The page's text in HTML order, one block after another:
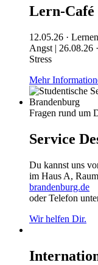
Lern-Café
12.05.26 ·
Angst | 26.08.26
Stress
Mehr
Fragen rund um
Service
Du kannst uns
im Haus A,
brandenburg.de
oder Telefon
Wir helfen Dir.